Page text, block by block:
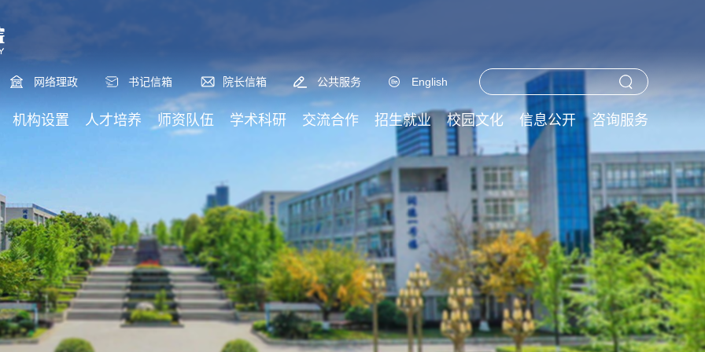
网络理政 书记信箱 院长信箱 公共服务 English
机构设置 人才培养 师资队伍 学术科研 交流合作 招生就业 校园文化 信息公开 咨询服务